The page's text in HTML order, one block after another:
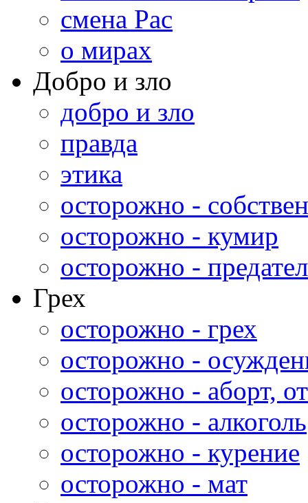
смена Рас
о мирах
Добро и зло
добро и зло
правда
этика
осторожно -
осторожно - кумир
осторожно -
Грех
осторожно - грех
осторожно -
осторожно - аборт,
осторожно - алкоголь
осторожно - курение
осторожно - мат